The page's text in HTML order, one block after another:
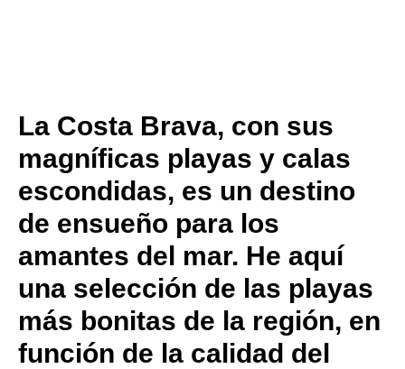
La Costa Brava, con sus
magníficas playas y calas
escondidas, es un destino
de ensueño para los
amantes del mar. He aquí
una selección de las playas
más bonitas de la región, en
función de la calidad del